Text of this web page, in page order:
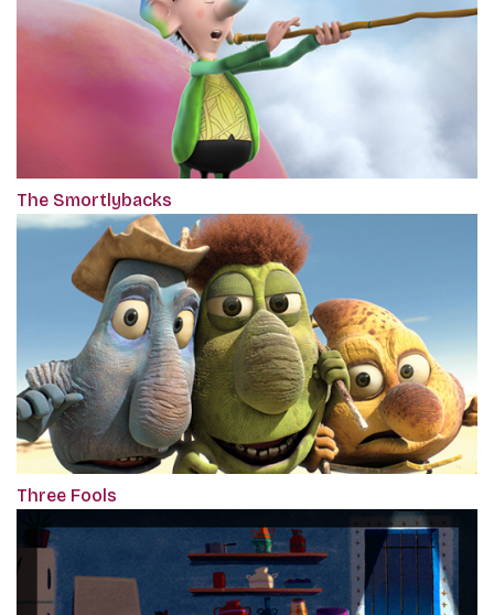
The Smortlybacks
Three Fools